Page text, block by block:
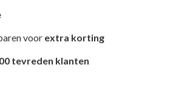
voor extra korting
tevreden klanten